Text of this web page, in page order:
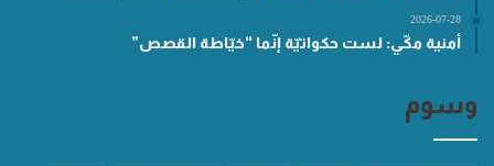
2026-07-28
أمنية مكّي: لست حكواتيّة إنّما “خيّاطة القصص”
وسوم